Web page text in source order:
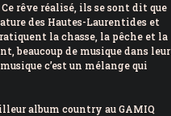
rêve réalisé, ils se sont dit que
des Hautes-Laurentides et
la chasse, la pêche et la
beaucoup de musique dans leur
c’est un mélange qui
album country au GAMIQ